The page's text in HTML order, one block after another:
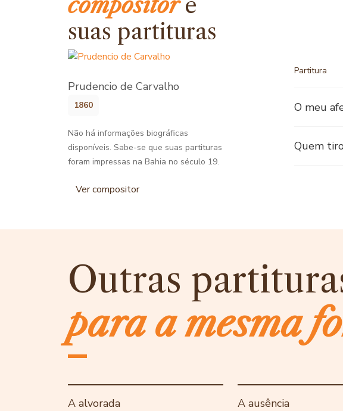
suas partituras
Prudencio de Carvalho
1860
Não há informações biográficas
disponíveis. Sabe-se que suas partituras
foram impressas na Bahia no século 19.
Ver compositor
Partitura
O meu
Quem
Outras
para a mesma
A alvorada A ausência